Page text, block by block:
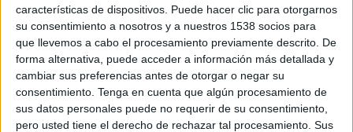
características de dispositivos. Puede hacer clic para otorgarnos
su consentimiento a nosotros y a nuestros 1538 socios para
que llevemos a cabo el procesamiento previamente descrito. De
forma alternativa, puede acceder a información más detallada y
cambiar sus preferencias antes de otorgar o negar su
consentimiento. Tenga en cuenta que algún procesamiento de
sus datos personales puede no requerir de su consentimiento,
pero usted tiene el derecho de rechazar tal procesamiento. Sus
Equipo de proyecto: Manuel Gómez Girona, Juan
Carlos Sánchez, Elena Elías
CCO: José Mª Roca de Viñals
Director creativo: Juan Carlos Martínez, Javier
Somoano